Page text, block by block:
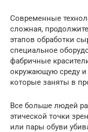
Современные
сложная,
этапов обработки
специальное
фабричные
окружающую среду
которые заняты в
Все больше людей
этической точки
или пары обуви